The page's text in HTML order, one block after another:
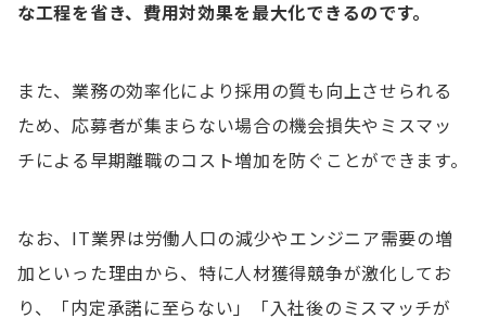
な工程を省き、費用対効果を最大化できるのです。
また、業務の効率化により採用の質も向上させられる
ため、応募者が集まらない場合の機会損失やミスマッ
チによる早期離職のコスト増加を防ぐことができます。
なお、IT業界は労働人口の減少やエンジニア需要の増
加といった理由から、特に人材獲得競争が激化してお
り、「内定承諾に至らない」「入社後のミスマッチが